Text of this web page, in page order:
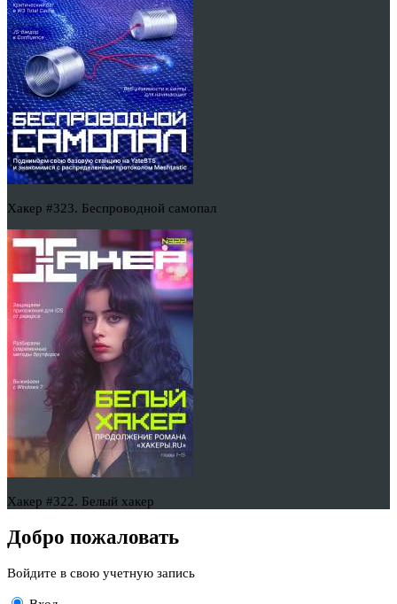
Хакер #323. Беспроводной самопал
Хакер #322. Белый хакер
Добро пожаловать
Войдите в свою учетную запись